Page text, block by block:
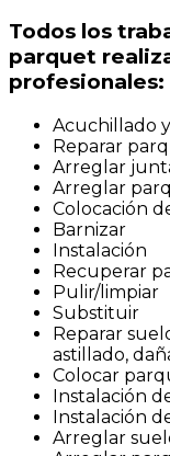
Todos los
parquet
profesionales:
Acuchillado
Reparar
Arreglar
Arreglar
Colocación
Barnizar
Instalación
Recuperar
Pulir/limpiar
Substituir
Reparar
astillado,
Colocar
Instalación
Instalación
Arreglar